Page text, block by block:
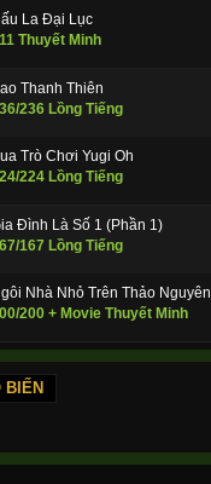
La Đại Lục
Thuyết Minh
Thanh Thiên
236 Lồng Tiếng
Trò Chơi Yugi Oh
224 Lồng Tiếng
Đình Là Số 1 (Phần 1)
167 Lồng Tiếng
Nhà Nhỏ Trên Thảo Nguyên
200 + Movie Thuyết Minh
BIẾN